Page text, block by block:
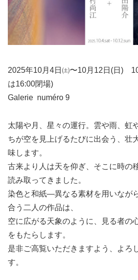
2025年10月4日㈯〜10月12日(日)
は16:00閉場)
Galerie numéro 9
太陽や月、星々の運行。雲や雨、虹
ちが空を見上げるたびに出会う、壮
味します。
古来より人は天を仰ぎ、そこに時の
読み取ってきました。
染色と和紙―異なる素材を用いなが
合う二人の作品は、
空に広がる天象のように、見る者の
をもたらします。
是非ご高覧いただきますよう、よろ
す。